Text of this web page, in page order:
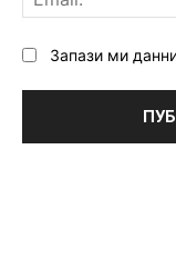
Запази ми